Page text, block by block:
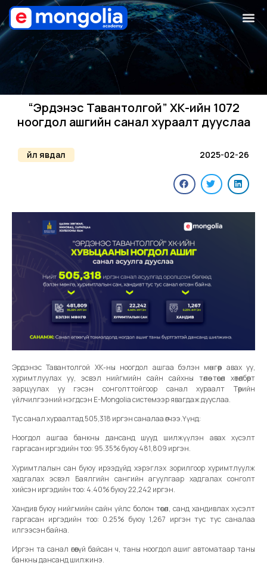
“Эрдэнэс Тавантолгой” ХК-ийн 1072
ноогдол ашгийн санал хураалт дууслаа
Үйл явдал 2025-02-26
Эрдэнэс Тавантолгой ХК-ны ноогдол ашгаа бэлэн мөнгөөр авах уу,
хуримтлуулах уу, эсвэл нийгмийн сайн сайхны төлөө төсөл хөтөлбөрт
зарцуулах уу гэсэн сонголттойгоор санал хураалт Төрийн
үйлчилгээний нэгдсэн E-Mongolia системээр явагдаж дууслаа.
Тус санал хураалтад 505,318 иргэн саналаа өгчээ.Үүнд:
Ноогдол ашгаа банкны дансанд шууд шилжүүлэн авах хүсэлт
гаргасан иргэдийн тоо: 95.35% буюу 481,809 иргэн.
Хуримтлалын сан буюу ирээдүйд хэрэглэх зорилгоор хуримтлуулж
хадгалах эсвэл Баялгийн сангийн агуулгаар хадгалах сонголт
хийсэн иргэдийн тоо: 4.40% буюу 22,242 иргэн.
Хандив буюу нийгмийн сайн үйлс болон төсөл, санд хандивлах хүсэлт
гаргасан иргэдийн тоо: 0.25% буюу 1,267 иргэн тус тус саналаа
илгээсэн байна.
Иргэн та санал өгөөгүй байсан ч, таны ноогдол ашиг автоматаар таны
банкны дансанд шилжинэ.